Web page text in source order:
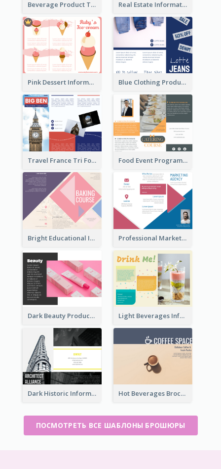
Beverage Product Tri Fold Brochure Real Estate Informational Tri Fold Brochure
Pink Dessert Informational Tri Fold Brochure Blue Clothing Product Informational Tri Fold Brochure
Travel France Tri Fold Brochure Food Event Program Tri Fold Brochure
Bright Educational Information Tri Fold Brochure Professional Marketing Informational Tri Fold Brochure
Dark Beauty Product Informational Brochure Light Beverages Informational Brochure
Dark Historic Informational Tri Fold Brochure Hot Beverages Brochure
ПОСМОТРЕТЬ ВСЕ ШАБЛОНЫ БРОШЮРЫ